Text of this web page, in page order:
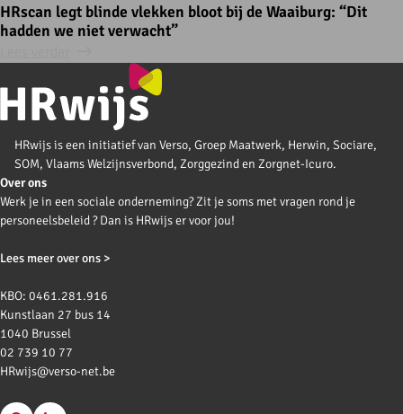
HRscan legt blinde vlekken bloot bij de Waaiburg: “Dit
hadden we niet verwacht”
HRwijs is een initiatief van Verso, Groep Maatwerk, Herwin, Sociare,
SOM, Vlaams Welzijnsverbond, Zorggezind en Zorgnet-Icuro.
Over ons
Werk je in een sociale onderneming? Zit je soms met vragen rond je
personeelsbeleid ? Dan is HRwijs er voor jou!
Lees meer over ons >
KBO: 0461.281.916
Kunstlaan 27 bus 14
1040 Brussel
02 739 10 77
HRwijs@verso-net.be